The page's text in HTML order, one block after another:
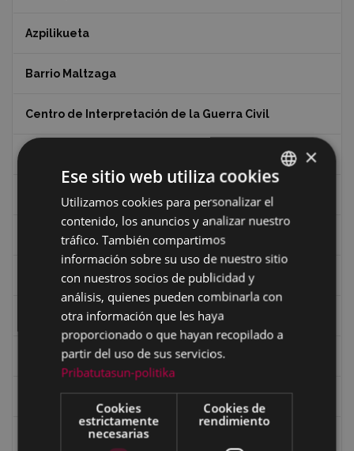
Azpilikueta
Barrio Maltzaga
Centro de Interpretación de la Guerra Civil
Ciclismo "A rueda"
Dibujos de Julen Zabaleta
Eibar desde el aire
Eibartarren ahotan
Ermitas
Fondo Bolumburu
Fondo Carlos Narbaiza
BASQUE
SPANISH
×
Ese sitio web utiliza cookies
Utilizamos cookies para personalizar el
contenido, los anuncios y analizar nuestro
tráfico. También compartimos
información sobre su uso de nuestro sitio
con nuestros socios de publicidad y
análisis, quienes pueden combinarla con
otra información que les haya
proporcionado o que hayan recopilado a
partir del uso de sus servicios.
Pribatutasun-politika
Cookies
estrictamente
necesarias
Cookies de
rendimiento